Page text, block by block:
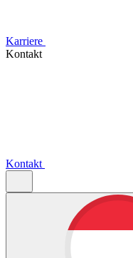
Karriere
Kontakt
Kontakt